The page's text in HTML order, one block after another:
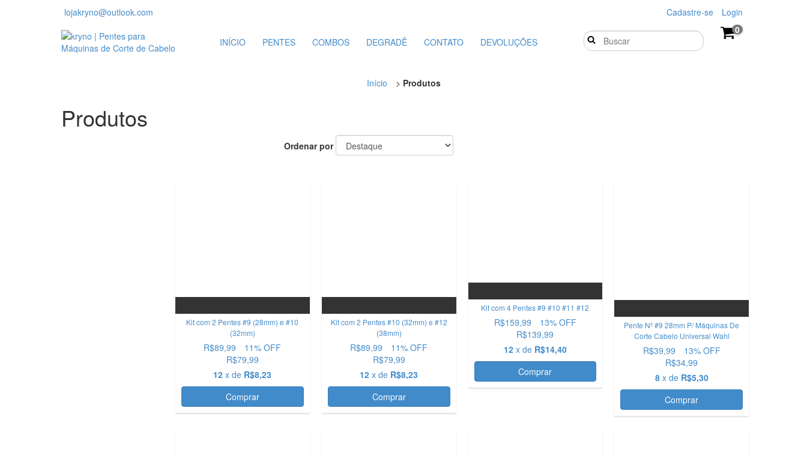
lojakryno@outlook.com Cadastre-se Login
INÍCIO PENTES COMBOS DEGRADÊ CONTATO DEVOLUÇÕES
0
Início > Produtos
Produtos
Ordenar por
Kit com 2 Pentes #9 (28mm) e #10
(32mm)
R$89,99 11% OFF
R$79,99
12 x de R$8,23
Kit com 2 Pentes #10 (32mm) e #12
(38mm)
R$89,99 11% OFF
R$79,99
12 x de R$8,23
Kit com 4 Pentes #9 #10 #11 #12
R$159,99 13% OFF
R$139,99
12 x de R$14,40
Pente Nº #9 28mm P/ Máquinas De
Corte Cabelo Universal Wahl
R$39,99 13% OFF
R$34,99
8 x de R$5,30
Comprar